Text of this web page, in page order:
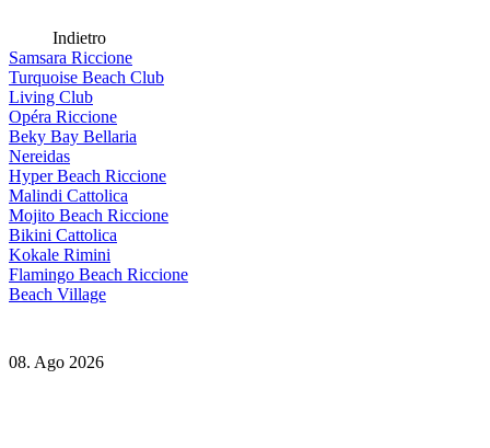
Indietro
Samsara Riccione
Turquoise Beach Club
Living Club
Opéra Riccione
Beky Bay Bellaria
Nereidas
Hyper Beach Riccione
Malindi Cattolica
Mojito Beach Riccione
Bikini Cattolica
Kokale Rimini
Flamingo Beach Riccione
Beach Village
08. Ago 2026